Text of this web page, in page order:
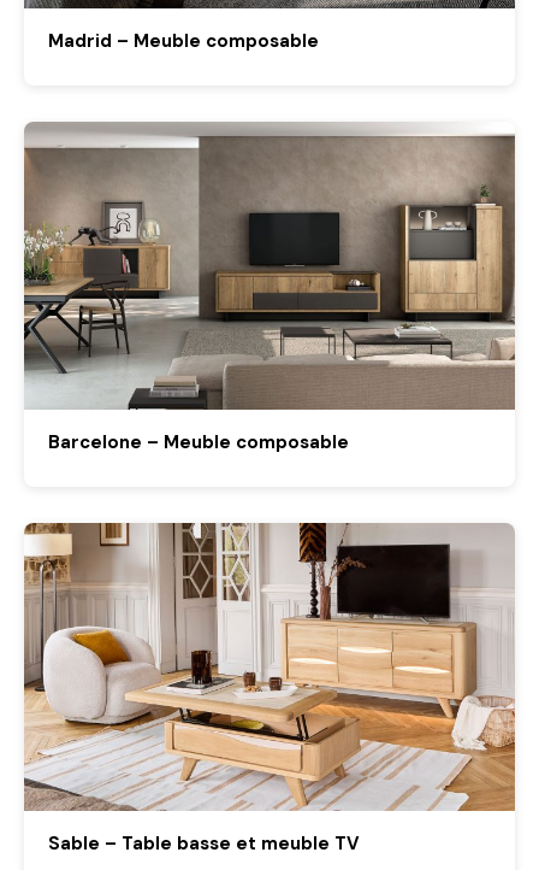
Madrid – Meuble composable
Barcelone – Meuble composable
Sable – Table basse et meuble TV